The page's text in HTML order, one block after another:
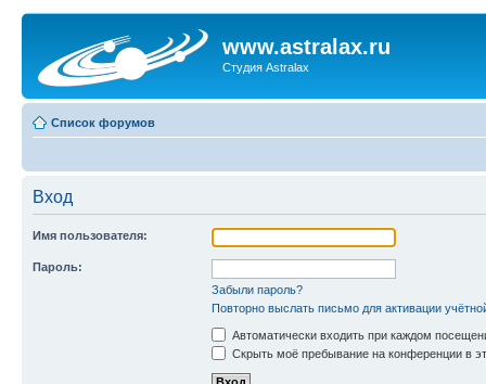
www.astralax.ru
Студия Astralax
Список форумов
Вход
Имя пользователя:
Пароль:
Забыли пароль?
Повторно выслать письмо для активации
Автоматически входить при каждом
Скрыть моё пребывание на конференции в